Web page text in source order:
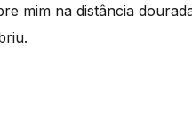
mim na distância